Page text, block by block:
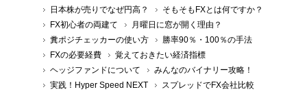
日本株が売りでなぜ円高？
そもそもFXとは何ですか？
FX初心者の両建て
月曜日に窓が開く理由？
糞ポジチェッカーの使い方
勝率90％・100％の手法
FXの必要経費
覚えておきたい経済指標
ヘッジファンドについて
みんなのバイナリー攻略！
実践！Hyper Speed NEXT
スプレッドでFX会社比較